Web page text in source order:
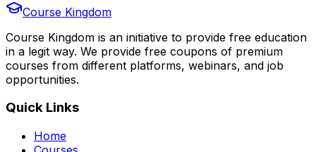
Course Kingdom
Course Kingdom is an initiative to provide free education
in a legit way. We provide free coupons of premium
courses from different platforms, webinars, and job
opportunities.
Quick Links
Home